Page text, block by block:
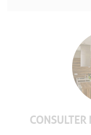
CONSULTER